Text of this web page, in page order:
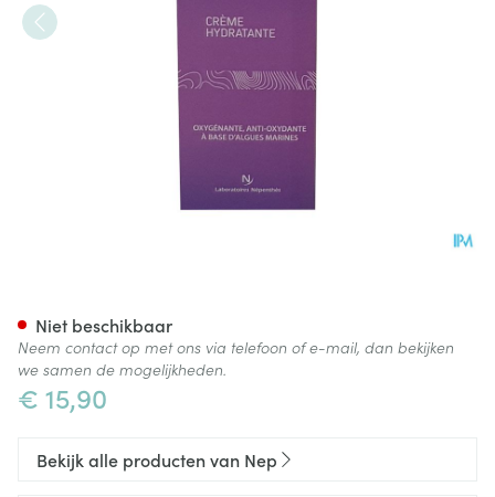
€ 15,90
Niet beschikbaar
Neem contact op met ons via telefoon of e-mail, dan bekijken
we samen de mogelijkheden.
Bekijk alle producten van Nep